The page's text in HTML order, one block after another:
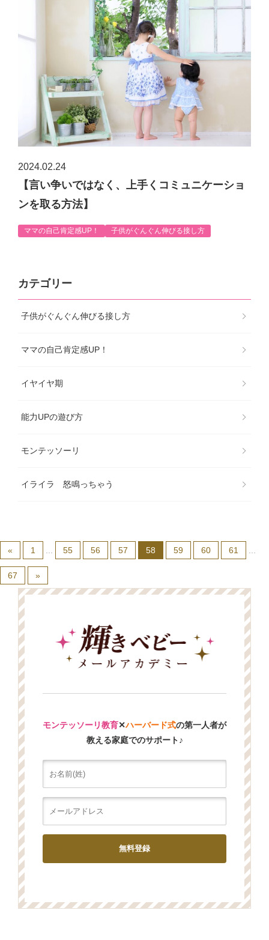
2024.02.24
【言い争いではなく、上手くコミュニケーショ
ンを取る方法】
ママの自己肯定感UP！ 子供がぐんぐん伸びる接し方
カテゴリー
子供がぐんぐん伸びる接し方
ママの自己肯定感UP！
イヤイヤ期
能力UPの遊び方
モンテッソーリ
イライラ 怒鳴っちゃう
« 1 55 56 57 58 59 60 61
67 »
モンテッソーリ教育✕ハーバード式の第一人者が
教える家庭でのサポート♪